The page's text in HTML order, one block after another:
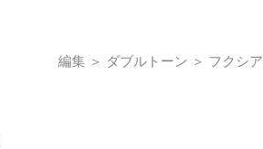
編集 ＞ ダブルトーン ＞ フクシア